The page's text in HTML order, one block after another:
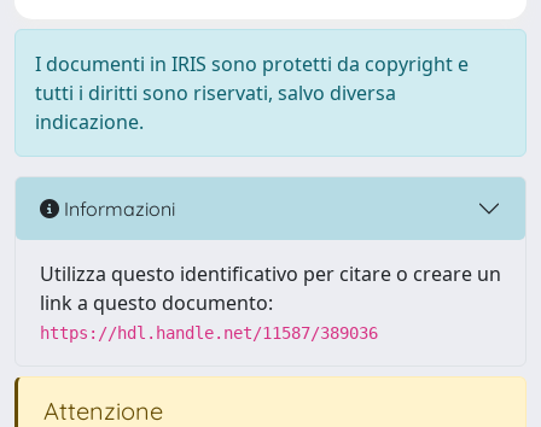
I documenti in IRIS sono protetti da copyright e
tutti i diritti sono riservati, salvo diversa
indicazione.
Informazioni
Utilizza questo identificativo per citare o creare un
link a questo documento:
https://hdl.handle.net/11587/389036
Attenzione